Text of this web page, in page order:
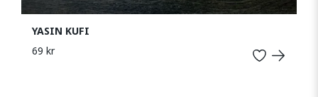
YASIN KUFI
69 kr